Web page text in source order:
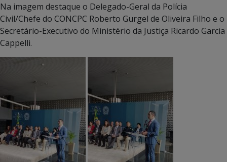
Na imagem destaque o Delegado-Geral da Polícia
Civil/Chefe do CONCPC Roberto Gurgel de Oliveira Filho e o
Secretário-Executivo do Ministério da Justiça Ricardo Garcia
Cappelli.